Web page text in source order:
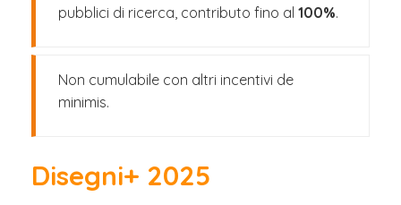
pubblici di ricerca, contributo fino al 100%.
Non cumulabile con altri incentivi de
minimis.
Disegni+ 2025